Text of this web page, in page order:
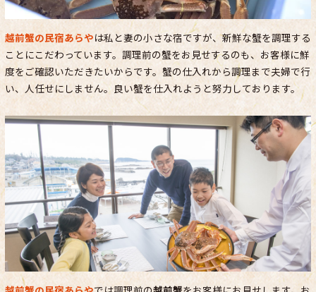
越前蟹の民宿あらやは私と妻の小さな宿ですが、新鮮な蟹を調理する
ことにこだわっています。調理前の蟹をお見せするのも、お客様に鮮
度をご確認いただきたいからです。蟹の仕入れから調理まで夫婦で行
い、人任せにしません。良い蟹を仕入れようと努力しております。